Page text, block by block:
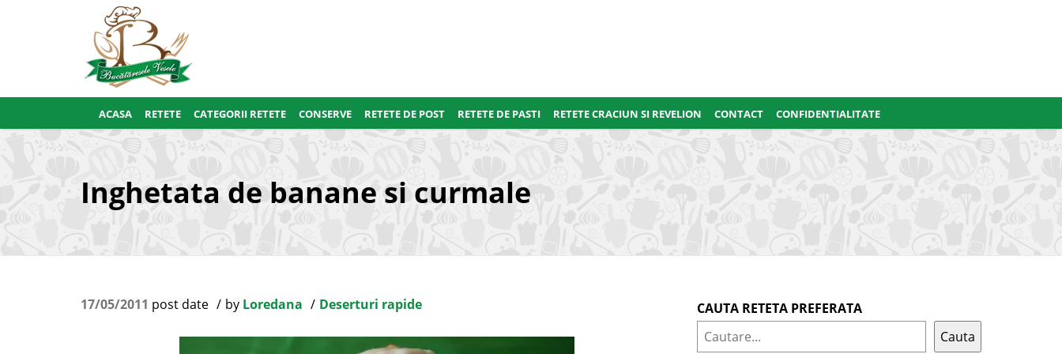
ACASA RETETE CATEGORII RETETE CONSERVE RETETE DE POST RETETE DE PASTI RETETE CRACIUN SI REVELION CONTACT CONFIDENTIALITATE
Inghetata de banane si curmale
17/05/2011 post date by Loredana Deserturi rapide
CAUTA RETETA PREFERATA
Cauta